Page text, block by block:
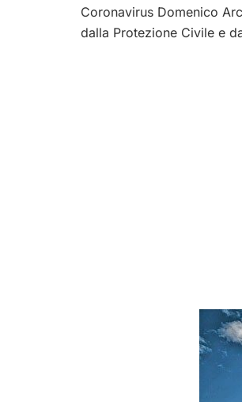
Coronavirus Domenico
dalla Protezione Civile e